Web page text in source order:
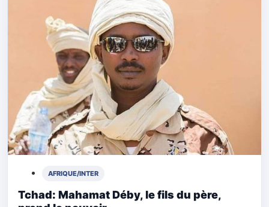
AFRIQUE/INTER
Tchad: Mahamat Déby, le fils du père,